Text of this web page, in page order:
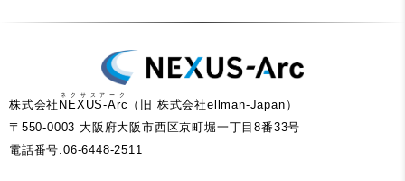
株式会社 NEXUS-Arc
ネクサスアーク
（旧 株式会社ellman-Japan）
〒550-0003 大阪府大阪市西区京町堀一丁目8番33号
電話番号:06-6448-2511